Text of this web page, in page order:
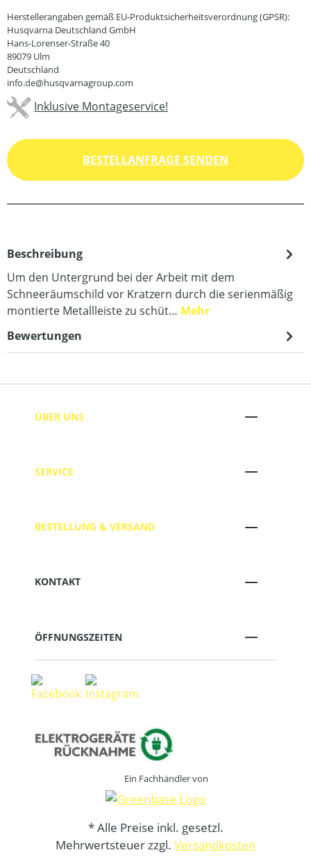
Herstellerangaben gemäß EU-Produktsicherheitsverordnung (GPSR):
Husqvarna Deutschland GmbH
Hans-Lorenser-Straße 40
89079 Ulm
Deutschland
info.de@husqvarnagroup.com
Inklusive Montageservice!
BESTELLANFRAGE SENDEN
Beschreibung
Um den Untergrund bei der Arbeit mit dem
Schneeräumschild vor Kratzern durch die serienmäßig
montierte Metallleiste zu schüt… Mehr
Bewertungen
ÜBER UNS
SERVICE
BESTELLUNG & VERSAND
KONTAKT
ÖFFNUNGSZEITEN
Ein Fachhändler von
* Alle Preise inkl. gesetzl.
Mehrwertsteuer zzgl. Versandkosten